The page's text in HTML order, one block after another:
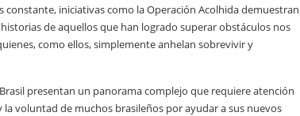
iniciativas como la Operación Acolhida demuestran
de aquellos que han logrado superar obstáculos nos
como ellos, simplemente anhelan sobrevivir y
presentan un panorama complejo que requiere atención
la voluntad de muchos brasileños por ayudar a sus nuevos